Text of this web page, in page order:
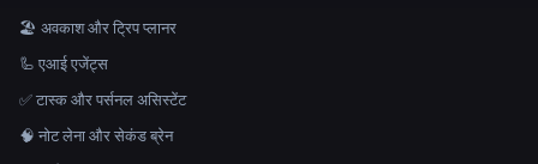
🏖 अवकाश और ट्रिप प्लानर
🦾 एआई एजेंट्स
✅ टास्क और पर्सनल असिस्टेंट
🧠 नोट लेना और सेकंड ब्रेन